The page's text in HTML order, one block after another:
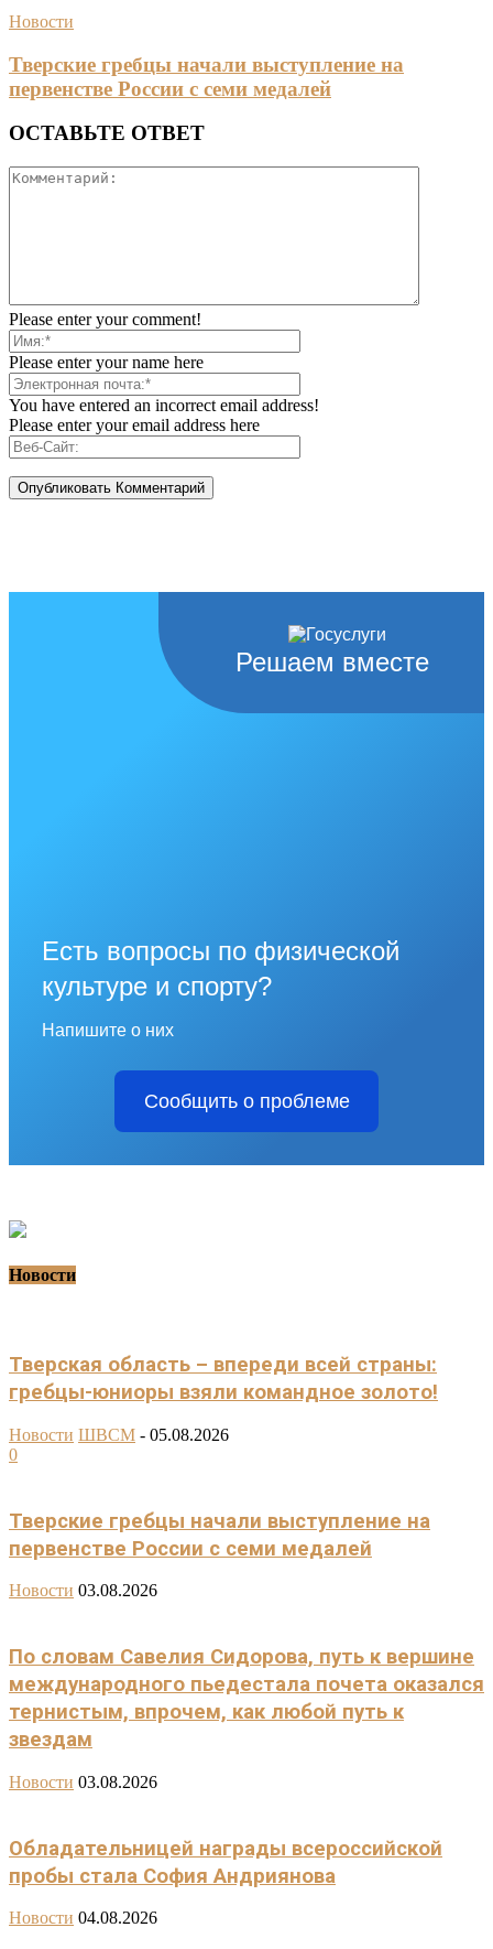
Новости
Тверские гребцы начали выступление на
первенстве России с семи медалей
ОСТАВЬТЕ ОТВЕТ
Please enter your comment!
Please enter your name here
You have entered an incorrect email address!
Please enter your email address here
Решаем вместе
Есть вопросы по физической
культуре и спорту?
Напишите о них
Сообщить о проблеме
Новости
Тверская область – впереди всей страны:
гребцы-юниоры взяли командное золото!
Новости ШВСМ - 05.08.2026
0
Тверские гребцы начали выступление на
первенстве России с семи медалей
Новости 03.08.2026
По словам Савелия Сидорова, путь к вершине
международного пьедестала почета оказался
тернистым, впрочем, как любой путь к
звездам
Новости 03.08.2026
Обладательницей награды всероссийской
пробы стала София Андриянова
Новости 04.08.2026